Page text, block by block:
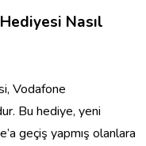
Nasıl
Vodafone
Bu hediye, yeni
geçiş yapmış olanlara